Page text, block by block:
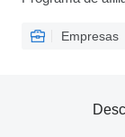
Empresas